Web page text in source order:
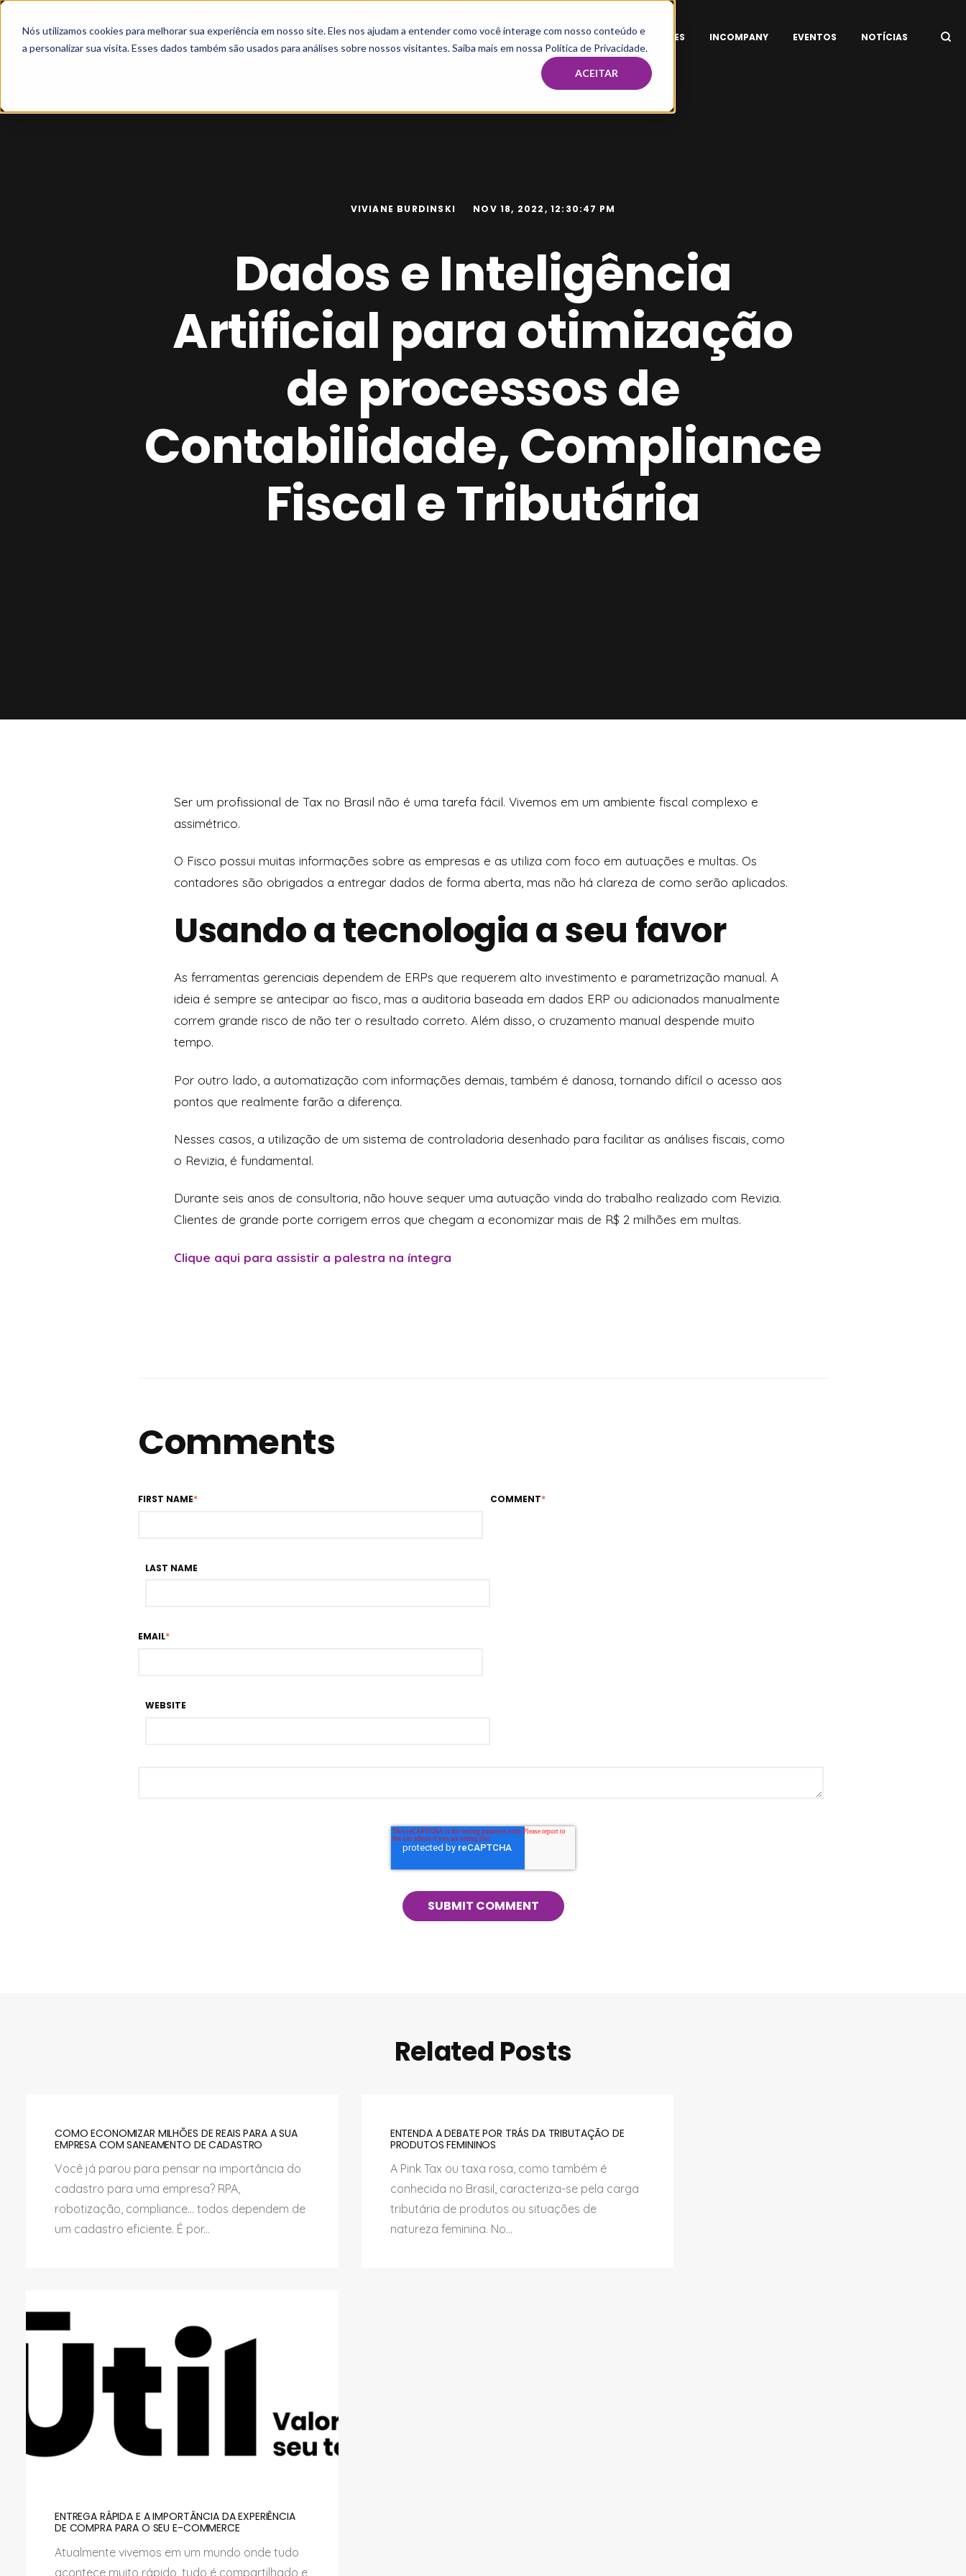
Nós utilizamos cookies para melhorar sua experiência em nosso site. Eles nos ajudam a entender como você interage com nosso conteúdo e
a personalizar sua visita. Esses dados também são usados para análises sobre nossos visitantes. Saiba mais em nossa Política de Privacidade.
ACEITAR
HOME MBA & PÓS IMERSÃO E MENTORIA TAX CAPACITAÇÕES INCOMPANY EVENTOS NOTÍCIAS
VIVIANE BURDINSKI NOV 18, 2022, 12:30:47 PM
Dados e Inteligência
Artificial para otimização
de processos de
Contabilidade, Compliance
Fiscal e Tributária
Ser um profissional de Tax no Brasil não é uma tarefa fácil. Vivemos em um ambiente fiscal complexo e
assimétrico.
O Fisco possui muitas informações sobre as empresas e as utiliza com foco em autuações e multas. Os
contadores são obrigados a entregar dados de forma aberta, mas não há clareza de como serão aplicados.
Usando a tecnologia a seu favor
As ferramentas gerenciais dependem de ERPs que requerem alto investimento e parametrização manual. A
ideia é sempre se antecipar ao fisco, mas a auditoria baseada em dados ERP ou adicionados manualmente
correm grande risco de não ter o resultado correto. Além disso, o cruzamento manual despende muito
tempo.
Por outro lado, a automatização com informações demais, também é danosa, tornando difícil o acesso aos
pontos que realmente farão a diferença.
Nesses casos, a utilização de um sistema de controladoria desenhado para facilitar as análises fiscais, como
o Revizia, é fundamental.
Durante seis anos de consultoria, não houve sequer uma autuação vinda do trabalho realizado com Revizia.
Clientes de grande porte corrigem erros que chegam a economizar mais de R$ 2 milhões em multas.
Clique aqui para assistir a palestra na íntegra
Comments
FIRST NAME*
LAST NAME
EMAIL*
WEBSITE
COMMENT*
Related Posts
COMO ECONOMIZAR MILHÕES DE REAIS PARA A SUA
EMPRESA COM SANEAMENTO DE CADASTRO
Você já parou para pensar na importância do
cadastro para uma empresa? RPA,
robotização, compliance… todos dependem de
um cadastro eficiente. É por...
ENTENDA A DEBATE POR TRÁS DA TRIBUTAÇÃO DE
PRODUTOS FEMININOS
A Pink Tax ou taxa rosa, como também é
conhecida no Brasil, caracteriza-se pela carga
tributária de produtos ou situações de
natureza feminina. No...
ENTREGA RÁPIDA E A IMPORTÂNCIA DA EXPERIÊNCIA
DE COMPRA PARA O SEU E-COMMERCE
Atualmente vivemos em um mundo onde tudo
acontece muito rápido, tudo é compartilhado e